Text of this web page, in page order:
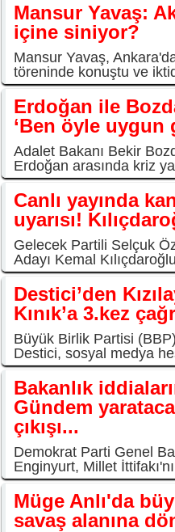
Mansur Yavaş:
içine siniyor?
Mansur Yavaş,
töreninde konuştu ve
Erdoğan ile
‘Ben öyle uygun
Adalet Bakanı Bekir
Erdoğan arasında kriz
Canlı yayında
uyarısı!
Gelecek Partili Selçuk
Adayı Kemal
Destici’den
Kınık’a 3.kez
Büyük Birlik Partisi
Destici, sosyal medya
Bakanlık
Gündem
çıkışı...
Demokrat Parti Genel
Enginyurt, Millet
Müge Anlı'da
savaş alanına